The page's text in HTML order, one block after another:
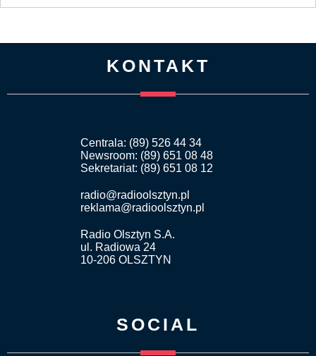
KONTAKT
Centrala: (89) 526 44 34
Newsroom: (89) 651 08 48
Sekretariat: (89) 651 08 12
radio@radioolsztyn.pl
reklama@radioolsztyn.pl
Radio Olsztyn S.A.
ul. Radiowa 24
10-206 OLSZTYN
SOCIAL